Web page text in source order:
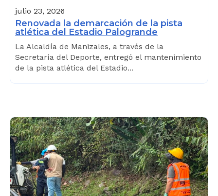
julio 23, 2026
Renovada la demarcación de la pista
atlética del Estadio Palogrande
La Alcaldía de Manizales, a través de la
Secretaría del Deporte, entregó el mantenimiento
de la pista atlética del Estadio...